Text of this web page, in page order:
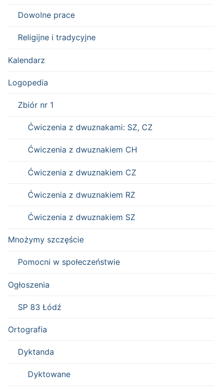
Dowolne prace
Religijne i tradycyjne
Kalendarz
Logopedia
Zbiór nr 1
Ćwiczenia z dwuznakami: SZ, CZ
Ćwiczenia z dwuznakiem CH
Ćwiczenia z dwuznakiem CZ
Ćwiczenia z dwuznakiem RZ
Ćwiczenia z dwuznakiem SZ
Mnożymy szczęście
Pomocni w społeczeństwie
Ogłoszenia
SP 83 Łódź
Ortografia
Dyktanda
Dyktowane